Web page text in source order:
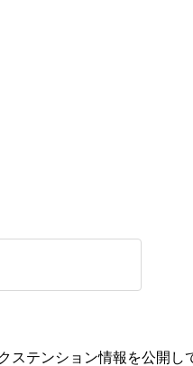
ステンション情報を公開